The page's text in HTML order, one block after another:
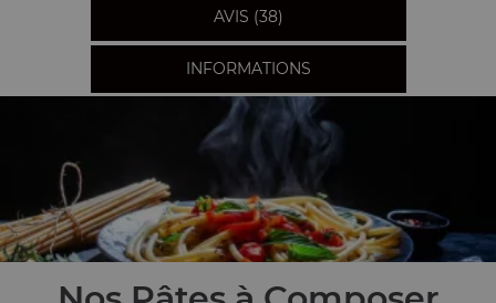
AVIS (38)
INFORMATIONS